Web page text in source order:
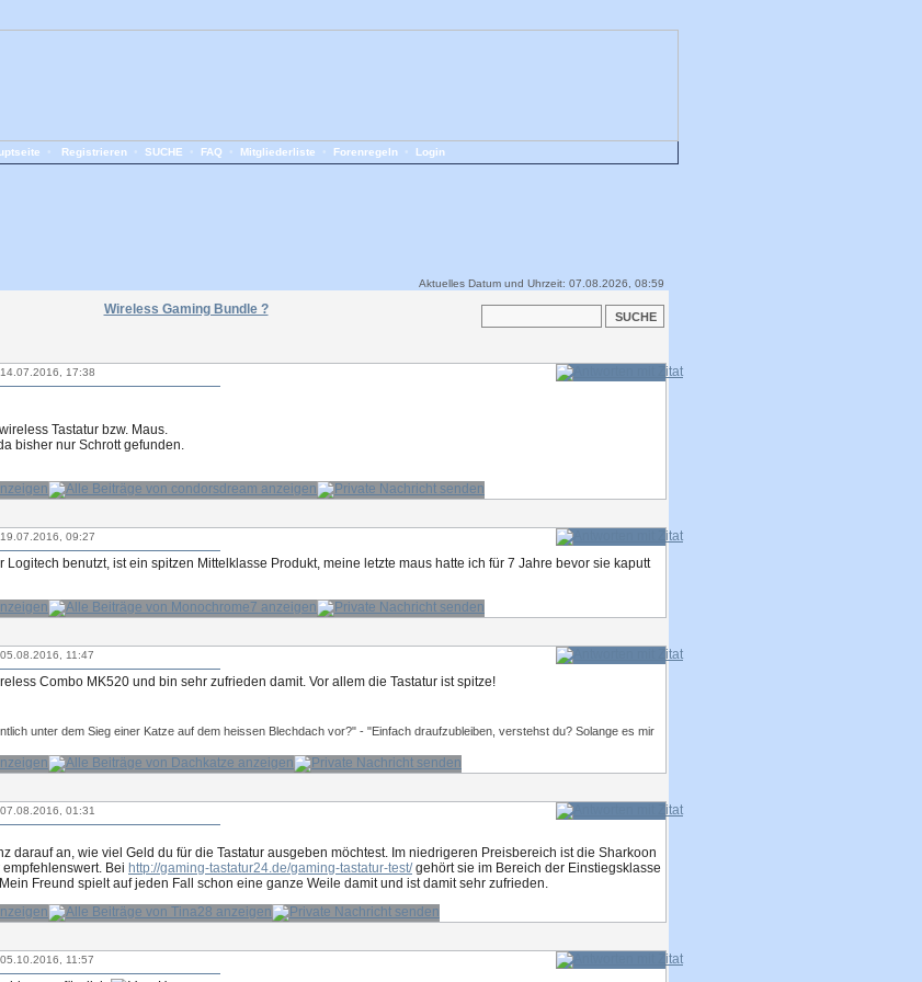
Registrieren• SUCHE FAQ Mitgliederliste Forenregeln• Login
Aktuelles Datum und Uhrzeit: 07.08.2026, 08:59
Wireless Gaming Bundle ?
17:38
Tastatur bzw. Maus.
bisher nur Schrott gefunden.
09:27
Logitech benutzt, ist ein spitzen Mittelklasse Produkt, meine letzte maus hatte ich für 7 Jahre bevor sie kaputt
11:47
Combo MK520 und bin sehr zufrieden damit. Vor allem die Tastatur ist spitze!
unter dem Sieg einer Katze auf dem heissen Blechdach vor?" - "Einfach draufzubleiben, verstehst du? Solange es mir
01:31
darauf an, wie viel Geld du für die Tastatur ausgeben möchtest. Im niedrigeren Preisbereich ist die Sharkoon
Bei http://gaming-tastatur24.de/gaming-tastatur-test/gehört sie im Bereich der Einstiegsklasse
Freund spielt auf jeden Fall schon eine ganze Weile damit und ist damit sehr zufrieden.
11:57